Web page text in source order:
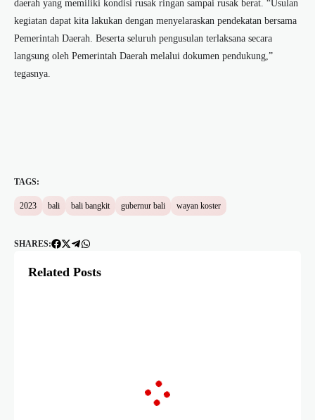
daerah yang memiliki kondisi rusak ringan sampai rusak berat. “Usulan
kegiatan dapat kita lakukan dengan menyelaraskan pendekatan bersama
Pemerintah Daerah. Beserta seluruh pengusulan terlaksana secara
langsung oleh Pemerintah Daerah melalui dokumen pendukung,”
tegasnya.
TAGS:
2023 bali bali bangkit gubernur bali wayan koster
SHARES:
Related Posts